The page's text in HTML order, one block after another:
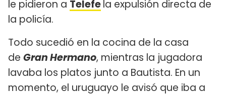
le pidieron a Telefela expulsión directa de
la policía.
Todo sucedió en la cocina de la casa
de Gran Hermano, mientras la jugadora
lavaba los platos junto a Bautista. En un
momento, el uruguayo le avisó que iba a